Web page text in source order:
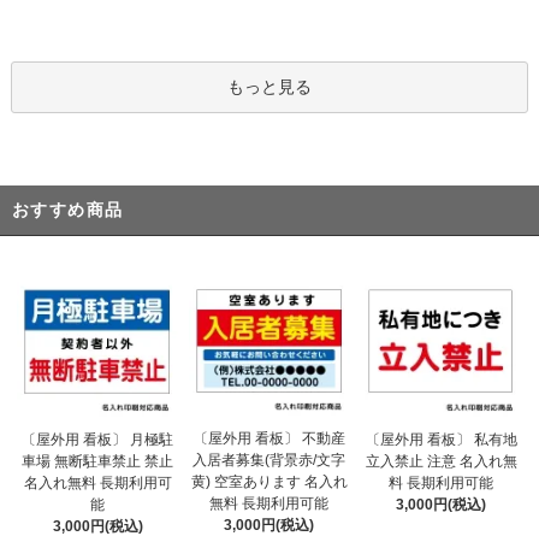
もっと見る
おすすめ商品
〔屋外用 看板〕 月極駐
車場 無断駐車禁止 禁止
名入れ無料 長期利用可
能
3,000円(税込)
〔屋外用 看板〕 不動産
入居者募集(背景赤/文字
黄) 空室あります 名入れ
無料 長期利用可能
3,000円(税込)
〔屋外用 看板〕 私有地
立入禁止 注意 名入れ無
料 長期利用可能
3,000円(税込)